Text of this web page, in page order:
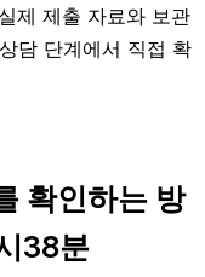
제 제출 자료와 보관
담 단계에서 직접 확
확인하는 방
38분